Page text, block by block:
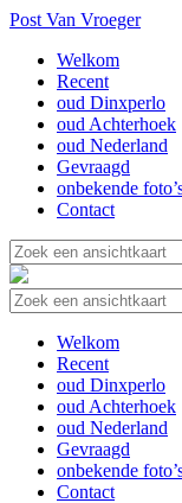
Post Van Vroeger
Welkom
Recent
oud Dinxperlo
oud Achterhoek
oud Nederland
Gevraagd
onbekende
Contact
Welkom
Recent
oud Dinxperlo
oud Achterhoek
oud Nederland
Gevraagd
onbekende
Contact